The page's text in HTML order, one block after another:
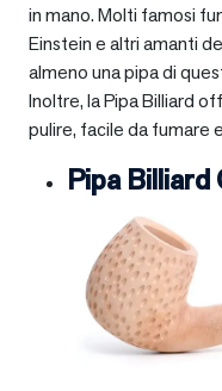
in mano. Molti famosi
Einstein e altri amanti
almeno una pipa di
Inoltre, la Pipa Billiard
pulire, facile da fumare
Pipa Billiard